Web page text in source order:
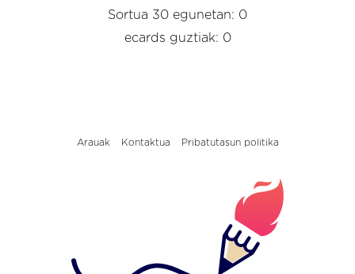
Sortua 30 egunetan: 0
ecards guztiak: 0
Arauak Kontaktua Pribatutasun politika